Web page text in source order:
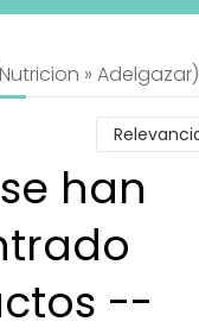
» Adelgazar)
han
--